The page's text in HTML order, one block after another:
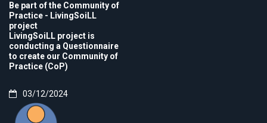
Be part of the Community of
Practice - LivingSoiLL
project
LivingSoiLL project is
conducting a Questionnaire
to create our Community of
Practice (CoP)
03/12/2024